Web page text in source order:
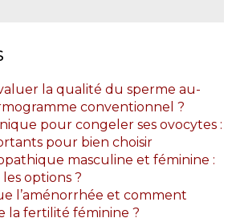
la qualité du sperme au-
conventionnel ?
pour congeler ses ovocytes :
pour bien choisir
masculine et féminine :
options ?
l’aménorrhée et comment
la fertilité féminine ?